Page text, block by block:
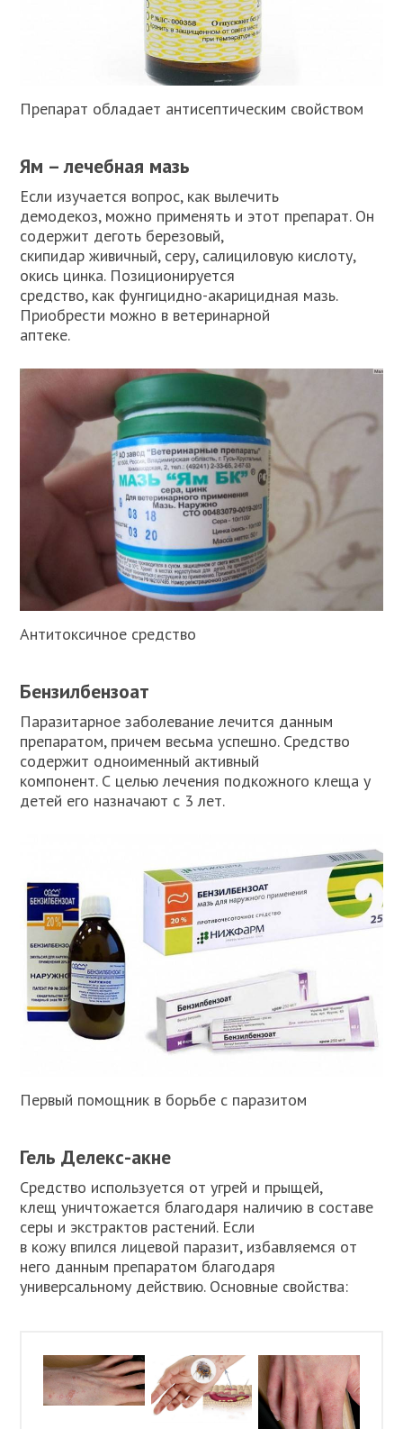
Препарат обладает антисептическим свойством
Ям – лечебная мазь
Если изучается вопрос, как вылечить
демодекоз, можно применять и этот препарат. Он
содержит деготь березовый,
скипидар живичный, серу, салициловую кислоту,
окись цинка. Позиционируется
средство, как фунгицидно-акарицидная мазь.
Приобрести можно в ветеринарной
аптеке.
Антитоксичное средство
Бензилбензоат
Паразитарное заболевание лечится данным
препаратом, причем весьма успешно. Средство
содержит одноименный активный
компонент. С целью лечения подкожного клеща у
детей его назначают с 3 лет.
Первый помощник в борьбе с паразитом
Гель Делекс-акне
Средство используется от угрей и прыщей,
клещ уничтожается благодаря наличию в составе
серы и экстрактов растений. Если
в кожу впился лицевой паразит, избавляемся от
него данным препаратом благодаря
универсальному действию. Основные свойства: